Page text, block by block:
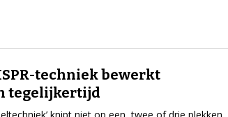
techniek bewerkt
tegelijkertijd